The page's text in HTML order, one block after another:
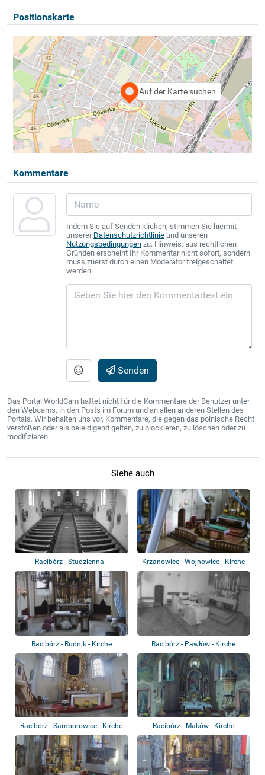
Positionskarte
Auf der Karte suchen
Kommentare
Indem Sie auf Senden klicken, stimmen Sie hiermit
unserer Datenschutzrichtlinieund unseren
Nutzungsbedingungenzu. Hinweis: aus rechtlichen
Gründen erscheint Ihr Kommentar nicht sofort, sondern
muss zuerst durch einen Moderator freigeschaltet
werden.
Senden
Das Portal WorldCam haftet nicht für die Kommentare der Benutzer unter
den Webcams, in den Posts im Forum und an allen anderen Stellen des
Portals. Wir behalten uns vor, Kommentare, die gegen das polnische Recht
verstoßen oder als beleidigend gelten, zu blockieren, zu löschen oder zu
modifizieren.
Siehe auch
Racibórz - Studzienna -
Panoramablick
Krzanowice - Wojnowice - Kirche
Racibórz - Rudnik - Kirche Racibórz - Pawłów - Kirche
Racibórz - Samborowice - Kirche
der Heil...
Racibórz - Maków - Kirche